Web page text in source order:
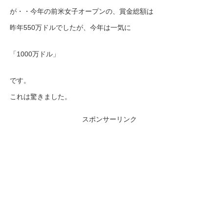
が・・今年の前米女子オープンの、賞金総額は
昨年550万ドルでしたが、今年は一気に
「1000万ドル」
です。
これは驚きました。
スポンサーリンク